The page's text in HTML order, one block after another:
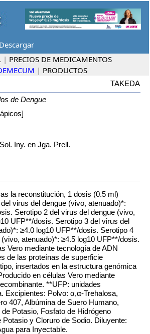
Descargar
| PRECIOS DE MEDICAMENTOS
| PRODUCTOS
TAKEDA
de Dengue
Iny. en Jga. Prell.
la reconstitución, 1 dosis (0.5 ml)
virus del dengue (vivo, atenuado)*:
Serotipo 2 del virus del dengue (vivo,
UFP**/dosis. Serotipo 3 del virus del
≥4.0 log10 UFP**/dosis. Serotipo 4
atenuado)*: ≥4.5 log10 UFP**/dosis.
Vero mediante tecnología de ADN
de las proteínas de superficie
insertados en la estructura genómica
en células Vero mediante
**UFP: unidades
Excipientes: Polvo: α,α-Trehalosa,
407, Albúmina de Suero Humano,
Potasio, Fosfato de Hidrógeno
Potasio y Cloruro de Sodio. Diluyente:
para Inyectable.